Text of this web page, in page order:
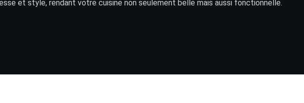
et style, rendant votre cuisine non seulement belle mais aussi fonctionnelle.